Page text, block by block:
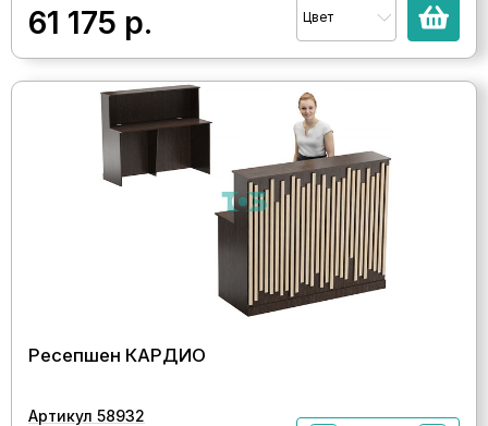
61 175 р. Цвет
Ресепшен КАРДИО
Артикул 58932